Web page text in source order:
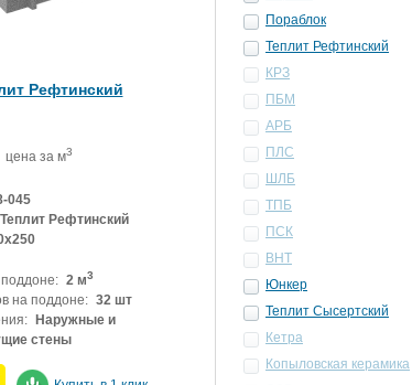
Пораблок
Теплит Рефтинский
КРЗ
ПБМ
АРБ
ПЛС
ШЛБ
ТПБ
ПСК
ВНТ
Юнкер
Теплит Сысертский
Кетра
Копыловская керамика
Рефтинский
цена за м3
045
Теплит Рефтинский
2 м3
на поддоне: 32 шт
Наружные и
стены